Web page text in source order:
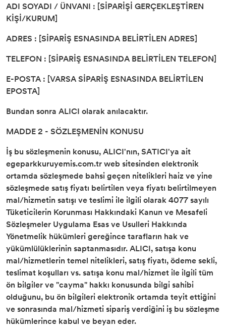
ADI SOYADI / ÜNVANI : [SİPARİŞİ GERÇEKLEŞTİREN
KİŞİ/KURUM]
ADRES : [SİPARİŞ ESNASINDA BELİRTİLEN ADRES]
TELEFON : [SİPARİŞ ESNASINDA BELİRTİLEN TELEFON]
E-POSTA : [VARSA SİPARİŞ ESNASINDA BELİRTİLEN
EPOSTA]
Bundan sonra ALICI olarak anılacaktır.
MADDE 2 - SÖZLEŞMENİN KONUSU
İş bu sözleşmenin konusu, ALICI'nın, SATICI'ya ait
egeparkkuruyemis.com.tr web sitesinden elektronik
ortamda sözleşmede bahsi geçen nitelikleri haiz ve yine
sözleşmede satış fiyatı belirtilen veya fiyatı belirtilmeyen
mal/hizmetin satışı ve teslimi ile ilgili olarak 4077 sayılı
Tüketicilerin Korunması Hakkındaki Kanun ve Mesafeli
Sözleşmeler Uygulama Esas ve Usulleri Hakkında
Yönetmelik hükümleri gereğince tarafların hak ve
yükümlülüklerinin saptanmasıdır. ALICI, satışa konu
mal/hizmetlerin temel nitelikleri, satış fiyatı, ödeme sekli,
teslimat koşulları vs. satışa konu mal/hizmet ile ilgili tüm
ön bilgiler ve "cayma" hakkı konusunda bilgi sahibi
olduğunu, bu ön bilgileri elektronik ortamda teyit ettiğini
ve sonrasında mal/hizmeti sipariş verdiğini iş bu sözleşme
hükümlerince kabul ve beyan eder.